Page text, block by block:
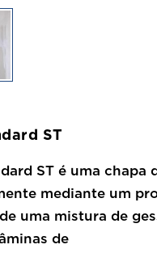
ST
ST é uma chapa
mediante um
uma mistura de
de